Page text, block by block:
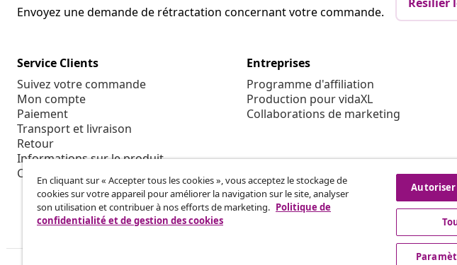
Envoyez une demande de rétractation concernant votre commande.
Résilier
Service Clients
Suivez votre commande
Mon compte
Paiement
Transport et livraison
Retour
Informations sur le produit
Commande
Entreprises
Programme d'affiliation
Production pour vidaXL
Collaborations de marketing
En cliquant sur « Accepter tous les cookies », vous acceptez le stockage de
cookies sur votre appareil pour améliorer la navigation sur le site, analyser
son utilisation et contribuer à nos efforts de marketing. Politique de
confidentialité et de gestion des cookies
Autoriser